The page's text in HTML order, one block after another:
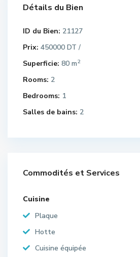
Détails du Bien
ID du Bien: 21127
Prix: 450000 DT /
Superficie: 80 m2
Rooms: 2
Bedrooms: 1
Salles de bains: 2
Commodités et Services
Cuisine
Plaque
Hotte
Cuisine équipée